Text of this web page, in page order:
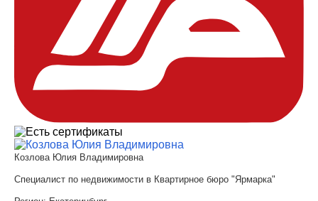
Козлова Юлия Владимировна
Специалист по недвижимости в Квартирное бюро "Ярмарка"